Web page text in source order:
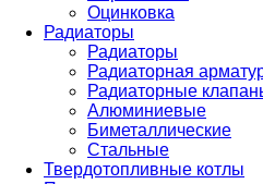
Оцинковка
Радиаторы
Радиаторы
Радиаторная
Радиаторные
Алюминиевые
Биметаллические
Стальные
Твердотопливные котлы